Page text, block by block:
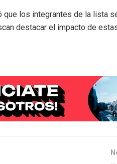
que los integrantes de la lista
destacar el impacto de